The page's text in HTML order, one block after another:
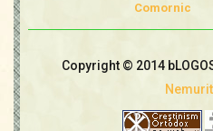
Comornic
Copyright © 2014